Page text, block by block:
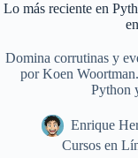
Lo más reciente en
Domina corrutinas y
por Koen
Python
Enrique
Cursos en